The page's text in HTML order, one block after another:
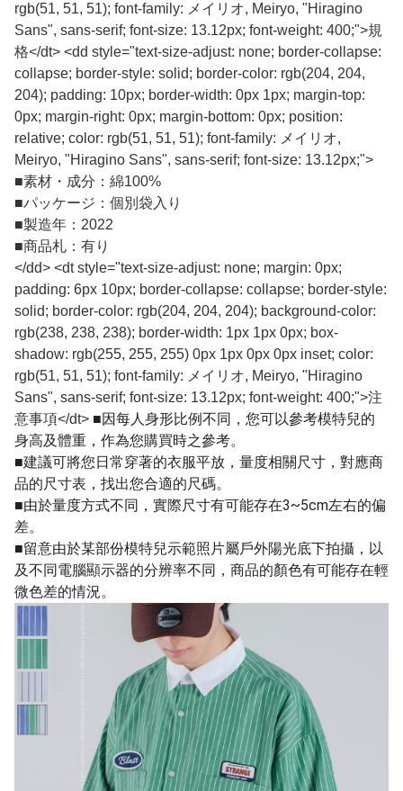
rgb(51, 51, 51); font-family: メイリオ, Meiryo, "Hiragino
Sans", sans-serif; font-size: 13.12px; font-weight: 400;">規
格</dt> <dd style="text-size-adjust: none; border-collapse:
collapse; border-style: solid; border-color: rgb(204, 204,
204); padding: 10px; border-width: 0px 1px; margin-top:
0px; margin-right: 0px; margin-bottom: 0px; position:
relative; color: rgb(51, 51, 51); font-family: メイリオ,
Meiryo, "Hiragino Sans", sans-serif; font-size: 13.12px;">
■素材・成分：綿100%
■パッケージ：個別袋入り
■製造年：2022
■商品札：有り
</dd> <dt style="text-size-adjust: none; margin: 0px;
padding: 6px 10px; border-collapse: collapse; border-style:
solid; border-color: rgb(204, 204, 204); background-color:
rgb(238, 238, 238); border-width: 1px 1px 0px; box-
shadow: rgb(255, 255, 255) 0px 1px 0px 0px inset; color:
rgb(51, 51, 51); font-family: メイリオ, Meiryo, "Hiragino
Sans", sans-serif; font-size: 13.12px; font-weight: 400;">注
意事項</dt> ■因每人身形比例不同，您可以參考模特兒的
身高及體重，作為您購買時之參考。
■建議可將您日常穿著的衣服平放，量度相關尺寸，對應商
品的尺寸表，找出您合適的尺碼。
■由於量度方式不同，實際尺寸有可能存在3~5cm左右的偏
差。
■留意由於某部份模特兒示範照片屬戶外陽光底下拍攝，以
及不同電腦顯示器的分辨率不同，商品的顏色有可能存在輕
微色差的情況。